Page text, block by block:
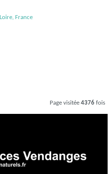
France
Page visitée 4376 fois